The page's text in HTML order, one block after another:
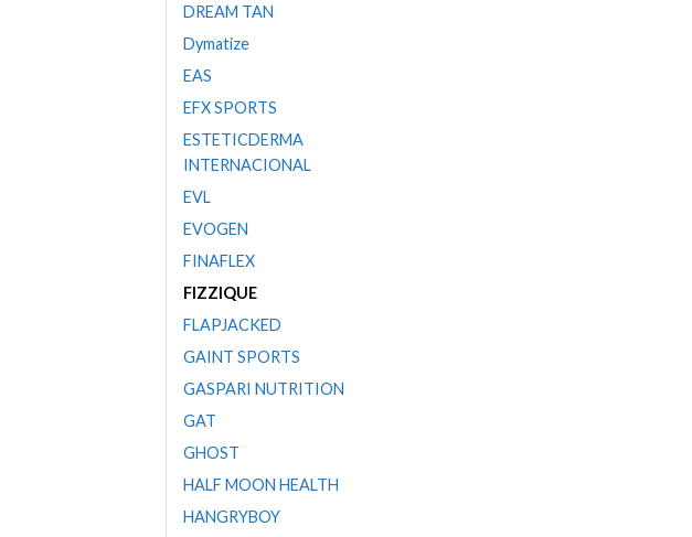
DREAM TAN
Dymatize
EAS
EFX SPORTS
ESTETICDERMA
INTERNACIONAL
EVL
EVOGEN
FINAFLEX
FIZZIQUE
FLAPJACKED
GAINT SPORTS
GASPARI NUTRITION
GAT
GHOST
HALF MOON HEALTH
HANGRYBOY